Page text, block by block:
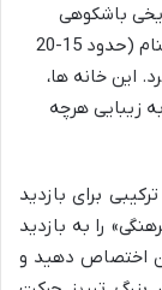
باشکوهی
است که از جمله آن ها می توان به خانه بهنام (حدود 15-20
این خانه ها،
زیبایی هرچه
برای بازدید
را به بازدید
اختصاص دهید و